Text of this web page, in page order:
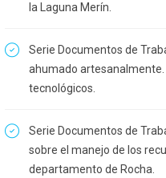
la Laguna Merín.
Serie Documentos de
ahumado artesanalmente.
tecnológicos.
Serie Documentos de
sobre el manejo de los
departamento de Rocha.